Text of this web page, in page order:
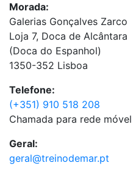
Morada:
Galerias Gonçalves Zarco
Loja 7, Doca de Alcântara
(Doca do Espanhol)
1350-352 Lisboa
Telefone:
(+351) 910 518 208
Chamada para rede
Geral:
geral@treinodemar.pt